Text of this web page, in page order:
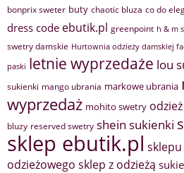
bonprix sweter buty chaotic bluza co do
dress code ebutik.pl greenpoint h & m
swetry damskie Hurtownia odzieży damskiej
paski letnie wyprzedaże lou
sukienki mango ubrania markowe ubrania
wyprzedaż mohito swetry odzież
bluzy reserved swetry shein sukienki
sklep ebutik.pl
odzieżowego sklep z odzieżą